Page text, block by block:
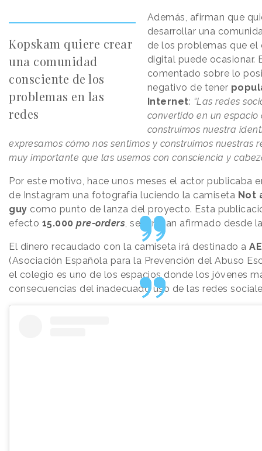
Kopskam quiere crear
una comunidad
consciente de los
problemas en las
redes
Además, afirman que
desarrollar una
de los problemas que el
digital puede ocasionar.
comentado sobre lo
negativo de tener
Internet: “Las redes
convertido en un espacio
construimos nuestra
expresamos cómo nos sentimos y construimos nuestras
muy importante que las usemos con consciencia y
Por este motivo, hace unos meses el actor publicaba
de Instagram una fotografía luciendo la camiseta Not
guy como punto de lanza del proyecto. Esta
efecto 15.000 pre-orders, según han afirmado desde
El dinero recaudado con la camiseta irá destinado a
(Asociación Española para la Prevención del Abuso
el colegio es uno de los espacios donde los jóvenes
consecuencias del inadecuado uso de las redes